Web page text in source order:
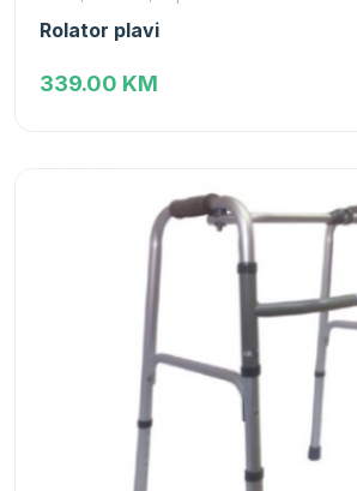
Rolator plavi
339.00 KM